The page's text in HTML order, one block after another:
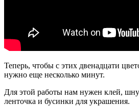
Теперь, чтобы с этих двенадцати
нужно еще несколько минут.
Для этой работы нам нужен клей,
ленточка и бусинки для украшения.